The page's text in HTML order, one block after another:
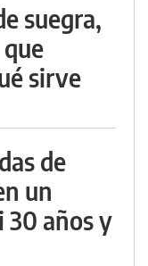
suegra,
sirve
de
un
30 años y